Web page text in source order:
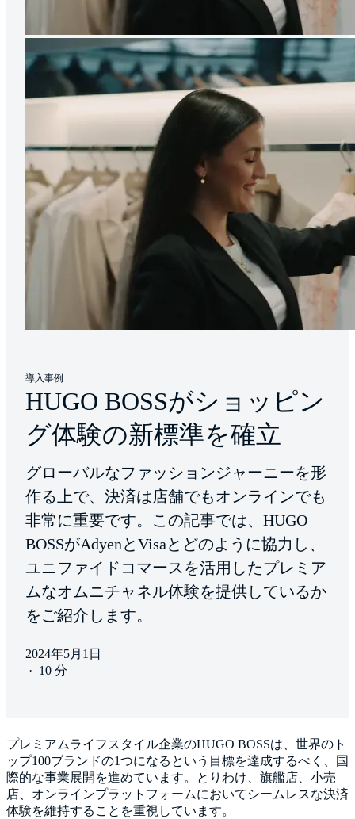
導入事例
HUGO BOSSがショッピン
グ体験の新標準を確立
グローバルなファッションジャーニーを形
作る上で、決済は店舗でもオンラインでも
非常に重要です。この記事では、HUGO
BOSSがAdyenとVisaとどのように協力し、
ユニファイドコマースを活用したプレミア
ムなオムニチャネル体験を提供しているか
をご紹介します。
2024年5月1日
· 10 分
プレミアムライフスタイル企業のHUGO BOSSは、世界のト
ップ100ブランドの1つになるという目標を達成するべく、国
際的な事業展開を進めています。とりわけ、旗艦店、小売
店、オンラインプラットフォームにおいてシームレスな決済
体験を維持することを重視しています。